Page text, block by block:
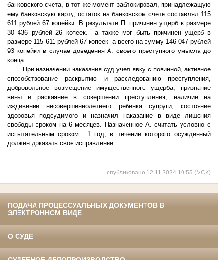
банковского счета, в тот же момент заблокировал, принадлежащую
ему банковскую карту, остаток на банковском счете составлял 115
611 рублей 67 копейки. В результате П. причинен ущерб в размере
30 436 рублей 26 копеек, а также мог быть причинен ущерб в
размере 115 611 рублей 67 копеек, а всего на сумму 146 047 рублей
93 копейки в случае доведения А. своего преступного умысла до
конца.
При назначении наказания суд учел явку с повинной, активное
способствование раскрытию и расследованию преступления,
добровольное возмещение имущественного ущерба, признание
вины и раскаяние в совершении преступления, наличие на
иждивении несовершеннолетнего ребенка супруги, состояние
здоровья подсудимого и назначил наказание в виде лишения
свободы сроком на 6 месяцев. Назначенное А. считать условно с
испытательным сроком 1 год, в течении которого осужденный
должен доказать свое исправление.
опубликовано 12.11.2024 10:55 (МСК)
ПОДАЧА ПРОЦЕССУАЛЬНЫХ ДОКУМЕНТОВ В
ЭЛЕКТРОННОМ ВИДЕ
О СУДЕ